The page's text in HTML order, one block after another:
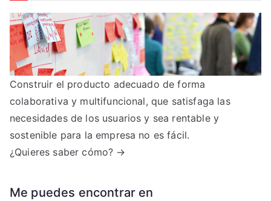
Construir el producto adecuado de forma
colaborativa y multifuncional, que satisfaga las
necesidades de los usuarios y sea rentable y
sostenible para la empresa no es fácil.
¿Quieres saber cómo? →
Me puedes encontrar en